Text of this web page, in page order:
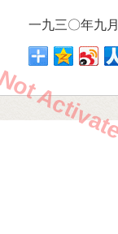
一九三〇年九